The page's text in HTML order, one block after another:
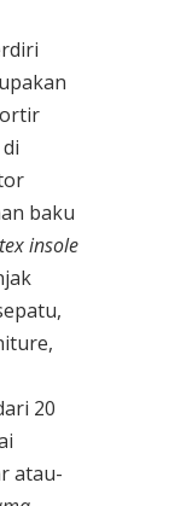
baku
insole
20
atau-